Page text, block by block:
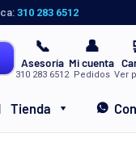
310 283 6512
📞
Asesoría
310 283 6512
👤
Mi cuenta
Pedidos Ver
Tienda